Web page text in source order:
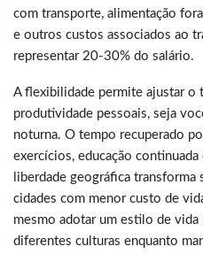
com transporte, alimentação
e outros custos associados ao
representar 20-30% do salário.
A flexibilidade permite ajustar o
produtividade pessoais, seja
noturna. O tempo recuperado
exercícios, educação
liberdade geográfica
cidades com menor custo de
mesmo adotar um estilo de
diferentes culturas enquanto